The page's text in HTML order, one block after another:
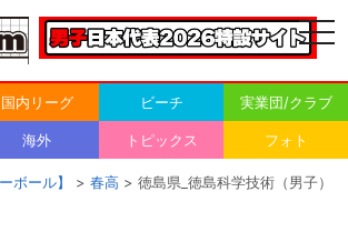
国内リーグ ビーチ 実業団/クラブ
海外 トピックス フォト
ボール】 > 春高 > 徳島県_徳島科学技術（男子）